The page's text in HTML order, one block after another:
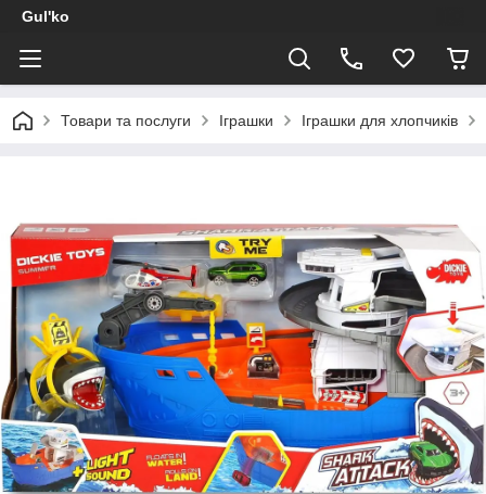
Gul'ko
Товари та послуги Іграшки Іграшки для хлопчиків